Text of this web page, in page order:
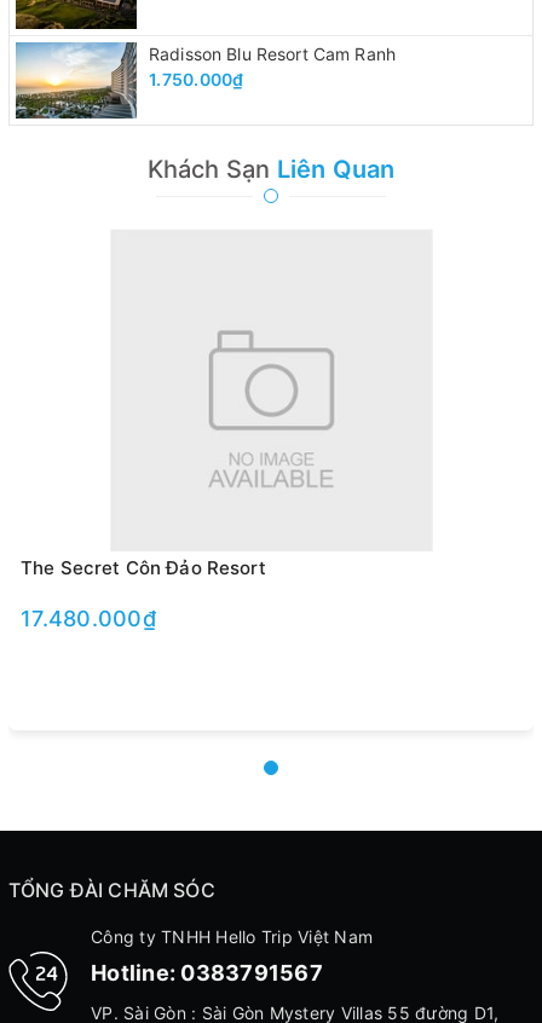
Radisson Blu Resort Cam Ranh
1.750.000₫
Khách Sạn Liên Quan
The Secret Côn Đảo Resort
17.480.000₫
TỔNG ĐÀI CHĂM SÓC
Công ty TNHH Hello Trip Việt Nam
Hotline: 0383791567
VP. Sài Gòn : Sài Gòn Mystery Villas 55 đường D1,